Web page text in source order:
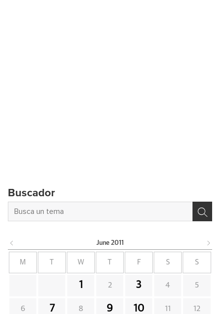
Buscador
June 2011
M W F S S
1 2 3 4 5
6 7 8 9 10 11 12